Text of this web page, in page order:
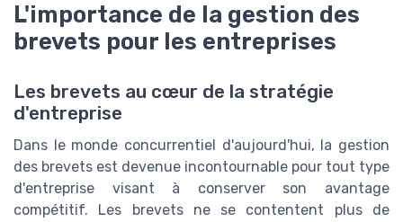
L'importance de la gestion des
brevets pour les entreprises
Les brevets au cœur de la stratégie
d'entreprise
Dans le monde concurrentiel d'aujourd'hui, la gestion
des brevets est devenue incontournable pour tout type
d'entreprise visant à conserver son avantage
compétitif. Les brevets ne se contentent plus de